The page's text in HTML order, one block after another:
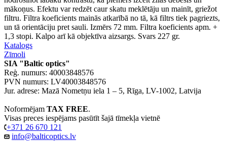
mākoņus. Efektu var redzēt caur skatu meklētāju un mainīt, griežot
filtru. Filtra koeficients mainās atkarībā no tā, kā filtrs tiek pagriezts,
un tā orientāciju pret sauli. Izmērs 72 mm. Filtra koeficients apm. +
1,3 stopi. Kalpo arī kā objektīva aizsargs. Svars 227 gr.
Katalogs
Zīmoli
SIA "Baltic optics"
Reģ. numurs: 40003848576
PVN numurs: LV40003848576
Jur. adrese: Mazā Nometņu iela 1 – 5, Rīga, LV-1002, Latvija
Noformējam TAX FREE.
Visas preces iespējams pasūtīt šajā tīmekļa vietnē
+371 26 670 121
info@balticoptics.lv